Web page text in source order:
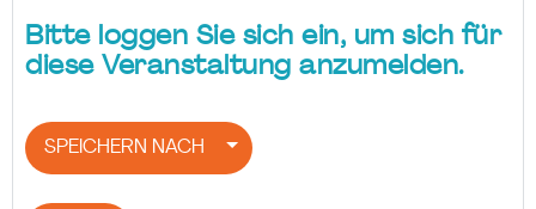
Bitte loggen Sie sich ein, um sich für
diese Veranstaltung anzumelden.
SPEICHERN NACH